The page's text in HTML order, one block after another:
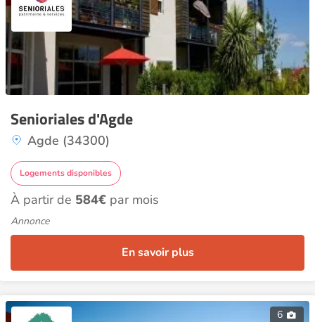
Senioriales d'Agde
Agde (34300)
Logements disponibles
À partir de 584€ par mois
Annonce
En savoir plus
6